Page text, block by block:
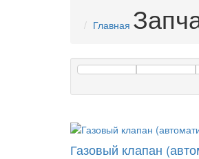
Главная
Газовый клапан